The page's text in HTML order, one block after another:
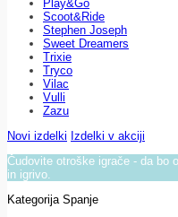
Play&Go
Scoot&Ride
Stephen Joseph
Sweet Dreamers
Trixie
Tryco
Vilac
Vulli
Zazu
Novi izdelki Izdelki v akciji
Čudovite otroške igrače - da bo
in igrivo.
Kategorija Spanje